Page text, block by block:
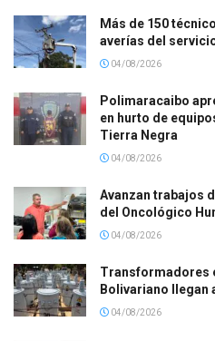
Más de 150
averías del
04/08/2026
Polimaracaibo
en hurto de
Tierra Negra
04/08/2026
Avanzan trabajos
del Oncológico
04/08/2026
Transformadores
Bolivariano llegan
04/08/2026